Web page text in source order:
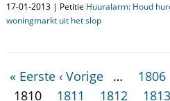
17-01-2013 | Petitie Huuralarm: Houd
woningmarkt uit het slop
« Eerste ‹ Vorige … 1806
1810
1811 1812 1813